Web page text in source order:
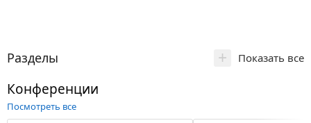
Разделы + Показать все
Конференции
Посмотреть все